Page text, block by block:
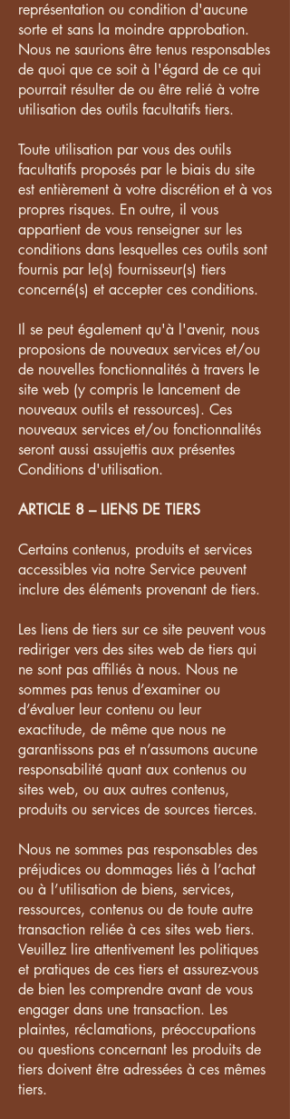
représentation ou condition d'aucune
sorte et sans la moindre approbation.
Nous ne saurions être tenus responsables
de quoi que ce soit à l'égard de ce qui
pourrait résulter de ou être relié à votre
utilisation des outils facultatifs tiers.
Toute utilisation par vous des outils
facultatifs proposés par le biais du site
est entièrement à votre discrétion et à vos
propres risques. En outre, il vous
appartient de vous renseigner sur les
conditions dans lesquelles ces outils sont
fournis par le(s) fournisseur(s) tiers
concerné(s) et accepter ces conditions.
Il se peut également qu'à l'avenir, nous
proposions de nouveaux services et/ou
de nouvelles fonctionnalités à travers le
site web (y compris le lancement de
nouveaux outils et ressources). Ces
nouveaux services et/ou fonctionnalités
seront aussi assujettis aux présentes
Conditions d'utilisation.
ARTICLE 8 – LIENS DE TIERS
Certains contenus, produits et services
accessibles via notre Service peuvent
inclure des éléments provenant de tiers.
Les liens de tiers sur ce site peuvent vous
rediriger vers des sites web de tiers qui
ne sont pas affiliés à nous. Nous ne
sommes pas tenus d’examiner ou
d’évaluer leur contenu ou leur
exactitude, de même que nous ne
garantissons pas et n’assumons aucune
responsabilité quant aux contenus ou
sites web, ou aux autres contenus,
produits ou services de sources tierces.
Nous ne sommes pas responsables des
préjudices ou dommages liés à l’achat
ou à l’utilisation de biens, services,
ressources, contenus ou de toute autre
transaction reliée à ces sites web tiers.
Veuillez lire attentivement les politiques
et pratiques de ces tiers et assurez-vous
de bien les comprendre avant de vous
engager dans une transaction. Les
plaintes, réclamations, préoccupations
ou questions concernant les produits de
tiers doivent être adressées à ces mêmes
tiers.